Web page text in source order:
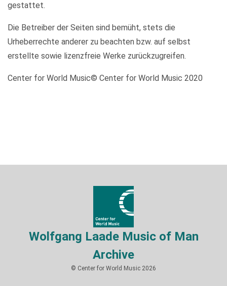
gestattet.
Die Betreiber der Seiten sind bemüht, stets die
Urheberrechte anderer zu beachten bzw. auf selbst
erstellte sowie lizenzfreie Werke zurückzugreifen.
Center for World Music© Center for World Music 2020
Wolfgang Laade Music of Man
Archive
© Center for World Music 2026